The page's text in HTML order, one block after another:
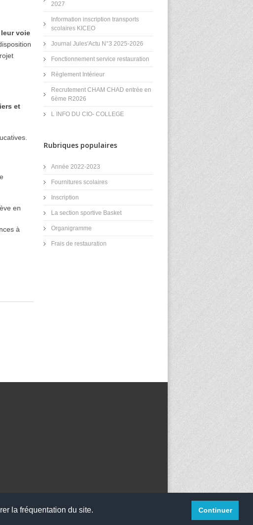
la fréquentation du site. Continuer
voie
et
en
à
2027
Information inscription transports
scolaires KICEO
Journal Jules'Actu N°3 2025-2026
Fonctionnement service restauration
Règlement Intérieur
Recrutement CHAM CHAD entrée en
6ème R2026
L INFO DU CIO- COLLEGE
Rubriques populaires
Année 2022-2023
Fournitures scolaires
Inscription
La section sportive Basket
Organigramme
Frais de restauration